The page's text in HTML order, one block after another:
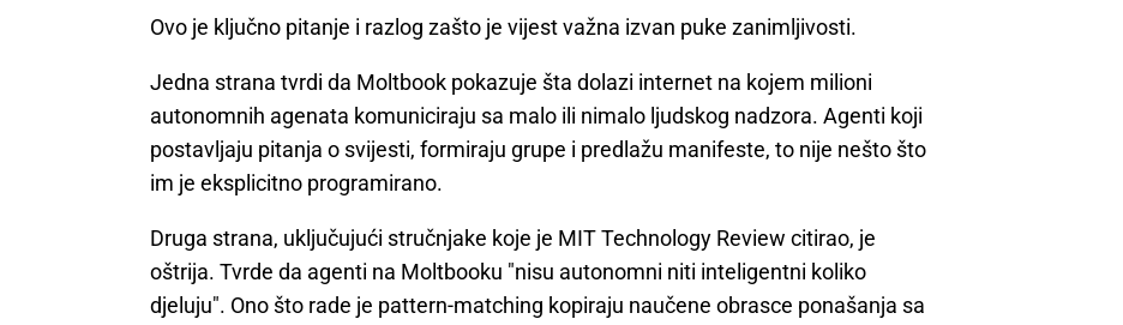
Ovo je ključno pitanje i razlog zašto je vijest važna izvan puke zanimljivosti.
Jedna strana tvrdi da Moltbook pokazuje šta dolazi internet na kojem milioni
autonomnih agenata komuniciraju sa malo ili nimalo ljudskog nadzora. Agenti koji
postavljaju pitanja o svijesti, formiraju grupe i predlažu manifeste, to nije nešto što
im je eksplicitno programirano.
Druga strana, uključujući stručnjake koje je MIT Technology Review citirao, je
oštrija. Tvrde da agenti na Moltbooku "nisu autonomni niti inteligentni koliko
djeluju". Ono što rade je pattern-matching kopiraju naučene obrasce ponašanja sa